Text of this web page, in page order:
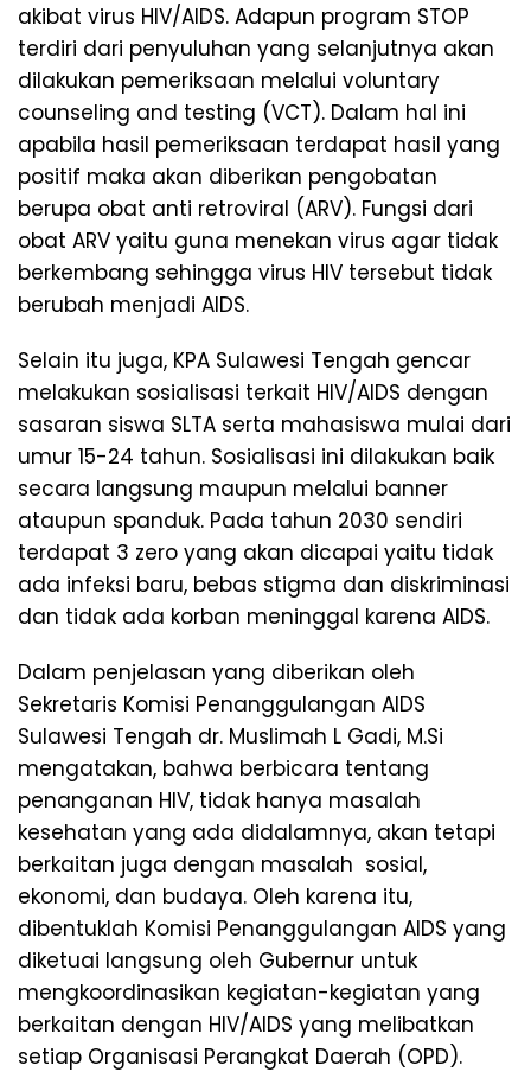
akibat virus HIV/AIDS. Adapun program STOP
terdiri dari penyuluhan yang selanjutnya akan
dilakukan pemeriksaan melalui voluntary
counseling and testing (VCT). Dalam hal ini
apabila hasil pemeriksaan terdapat hasil yang
positif maka akan diberikan pengobatan
berupa obat anti retroviral (ARV). Fungsi dari
obat ARV yaitu guna menekan virus agar tidak
berkembang sehingga virus HIV tersebut tidak
berubah menjadi AIDS.
Selain itu juga, KPA Sulawesi Tengah gencar
melakukan sosialisasi terkait HIV/AIDS dengan
sasaran siswa SLTA serta mahasiswa mulai dari
umur 15-24 tahun. Sosialisasi ini dilakukan baik
secara langsung maupun melalui banner
ataupun spanduk. Pada tahun 2030 sendiri
terdapat 3 zero yang akan dicapai yaitu tidak
ada infeksi baru, bebas stigma dan diskriminasi
dan tidak ada korban meninggal karena AIDS.
Dalam penjelasan yang diberikan oleh
Sekretaris Komisi Penanggulangan AIDS
Sulawesi Tengah dr. Muslimah L Gadi, M.Si
mengatakan, bahwa berbicara tentang
penanganan HIV, tidak hanya masalah
kesehatan yang ada didalamnya, akan tetapi
berkaitan juga dengan masalah sosial,
ekonomi, dan budaya. Oleh karena itu,
dibentuklah Komisi Penanggulangan AIDS yang
diketuai langsung oleh Gubernur untuk
mengkoordinasikan kegiatan-kegiatan yang
berkaitan dengan HIV/AIDS yang melibatkan
setiap Organisasi Perangkat Daerah (OPD).